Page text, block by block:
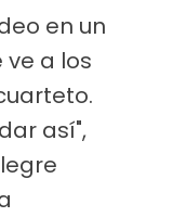
en un
ve a los
así",